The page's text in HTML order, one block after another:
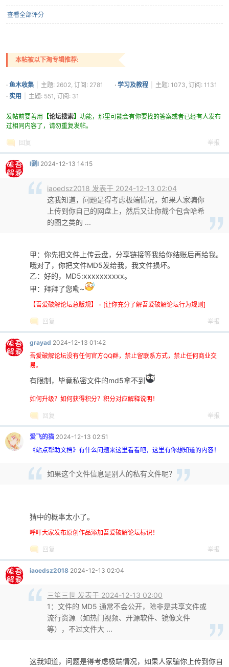
查看全部评分
本帖被以下淘专辑推荐:
· 鱼木收集 主题: 2602, 订阅: 2781 · 学习及教程
主题: 1073, 订阅: 1131
· 实用 主题: 551, 订阅: 31
发帖前要善用 【论坛搜索】 功能，那里可能会有你要找的答案或者已经有人发布
过相同内容了，请勿重复发帖。
回复 举报
l劉l 2024-12-13 14:15
iaoedsz2018 发表于 2024-12-13 02:04
这我知道，问题是得考虑极端情况，如果人家骗你
上传到你自己的网盘上，然后又让你截个包含哈希
的图之类的 ...
甲：你先把文件上传云盘，分享链接等我给你结账后再给我。
哦对了，你把文件MD5发给我，我文件损坏。
乙：好的，MD5:xxxxxxxxxx。
甲：拜拜了您嘞~
【吾爱破解论坛总版规】 - [让你充分了解吾爱破解论坛行为规则]
回复 举报
grayad 2024-12-13 01:42
吾爱破解论坛没有任何官方QQ群，禁止留联系方式，禁止任何商业交
易。
有限制，毕竟私密文件的md5拿不到
如何升级？如何获得积分？积分对应解释说明！
回复 举报
爱飞的猫 2024-12-13 02:51
《站点帮助文档》有什么问题来这里看看吧，这里有你想知道的内容！
如果这个文件信息是别人的私有文件呢？
猜中的概率太小了。
呼吁大家发布原创作品添加吾爱破解论坛标识！
回复 举报
iaoedsz2018 2024-12-13 02:04
三笙三世 发表于 2024-12-13 02:00
1：文件的 MD5 通常不会公开，除非是共享文件或
流行资源（如热门视频、开源软件、镜像文件
等），不过文件大 ...
这我知道，问题是得考虑极端情况，如果人家骗你上传到你自